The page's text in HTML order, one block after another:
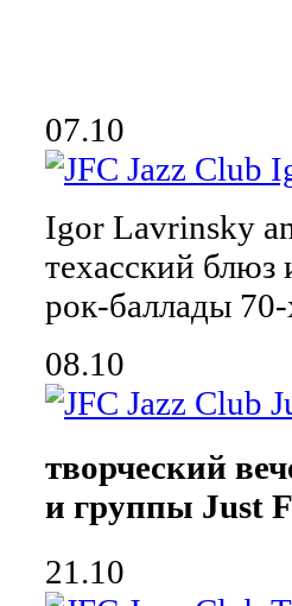
07.10
Igor Lavrinsky
техасский
рок-баллады
08.10
творческий
и группы Just
21.10